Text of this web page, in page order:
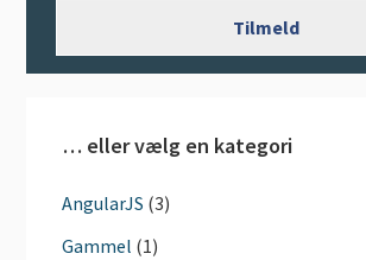
… eller vælg en kategori
AngularJS (3)
Gammel (1)